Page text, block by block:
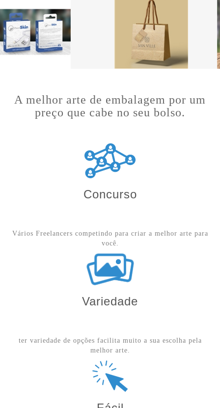
A melhor arte de embalagem por um
preço que cabe no seu bolso.
Concurso
Vários Freelancers competindo para criar a melhor arte para
você.
Variedade
ter variedade de opções facilita muito a sua escolha pela
melhor arte.